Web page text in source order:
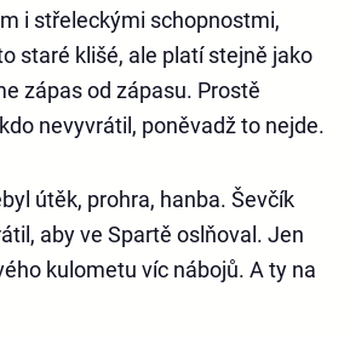
i střeleckými schopnostmi,
staré klišé, ale platí stejně jako
zápas od zápasu. Prostě
nevyvrátil, poněvadž to nejde.
útěk, prohra, hanba. Ševčík
aby ve Spartě oslňoval. Jen
kulometu víc nábojů. A ty na